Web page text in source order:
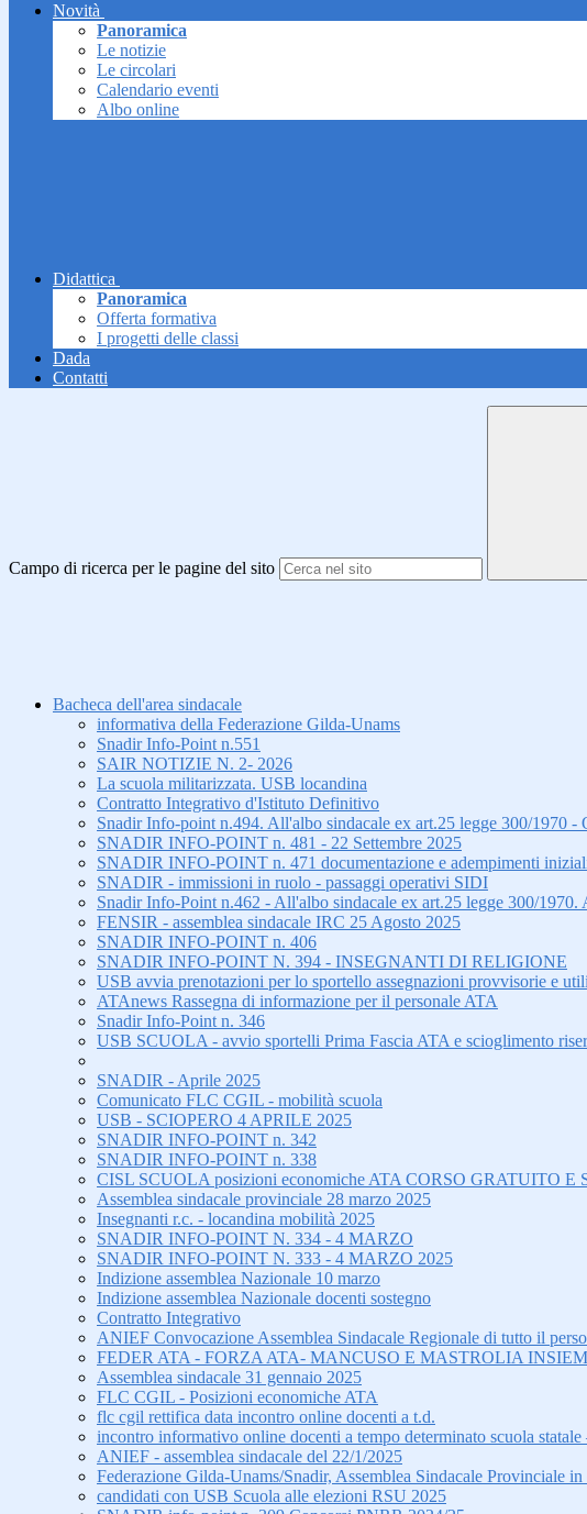
Novità
Panoramica
Le notizie
Le circolari
Calendario eventi
Albo online
Didattica
Panoramica
Offerta formativa
I progetti delle classi
Dada
Contatti
Campo di ricerca per le pagine del sito
Bacheca dell'area sindacale
informativa della Federazione Gilda-Unams
Snadir Info-Point n.551
SAIR NOTIZIE N. 2- 2026
La scuola militarizzata. USB locandina
Contratto Integrativo d'Istituto Definitivo
Snadir Info-point n.494. All'albo sindacale ex art.25 legge 300/1970 -
SNADIR INFO-POINT n. 481 - 22 Settembre 2025
SNADIR INFO-POINT n. 471 documentazione e adempimenti
SNADIR - immissioni in ruolo - passaggi operativi SIDI
Snadir Info-Point n.462 - All'albo sindacale ex art.25 legge 300/
FENSIR - assemblea sindacale IRC 25 Agosto 2025
SNADIR INFO-POINT n. 406
SNADIR INFO-POINT N. 394 - INSEGNANTI DI RELIGIONE
USB avvia prenotazioni per lo sportello assegnazioni provvisorie e
ATAnews Rassegna di informazione per il personale ATA
Snadir Info-Point n. 346
USB SCUOLA - avvio sportelli Prima Fascia ATA e scioglimento
SNADIR - Aprile 2025
Comunicato FLC CGIL - mobilità scuola
USB - SCIOPERO 4 APRILE 2025
SNADIR INFO-POINT n. 342
SNADIR INFO-POINT n. 338
CISL SCUOLA posizioni economiche ATA CORSO GRATUITO
Assemblea sindacale provinciale 28 marzo 2025
Insegnanti r.c. - locandina mobilità 2025
SNADIR INFO-POINT N. 334 - 4 MARZO
SNADIR INFO-POINT N. 333 - 4 MARZO 2025
Indizione assemblea Nazionale 10 marzo
Indizione assemblea Nazionale docenti sostegno
Contratto Integrativo
ANIEF Convocazione Assemblea Sindacale Regionale di tutto il
FEDER ATA - FORZA ATA- MANCUSO E MASTROLIA
Assemblea sindacale 31 gennaio 2025
FLC CGIL - Posizioni economiche ATA
flc cgil rettifica data incontro online docenti a t.d.
incontro informativo online docenti a tempo determinato scuola
ANIEF - assemblea sindacale del 22/1/2025
Federazione Gilda-Unams/Snadir, Assemblea Sindacale Provinciale
candidati con USB Scuola alle elezioni RSU 2025